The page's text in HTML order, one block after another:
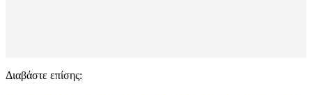
Διαβάστε επίσης: